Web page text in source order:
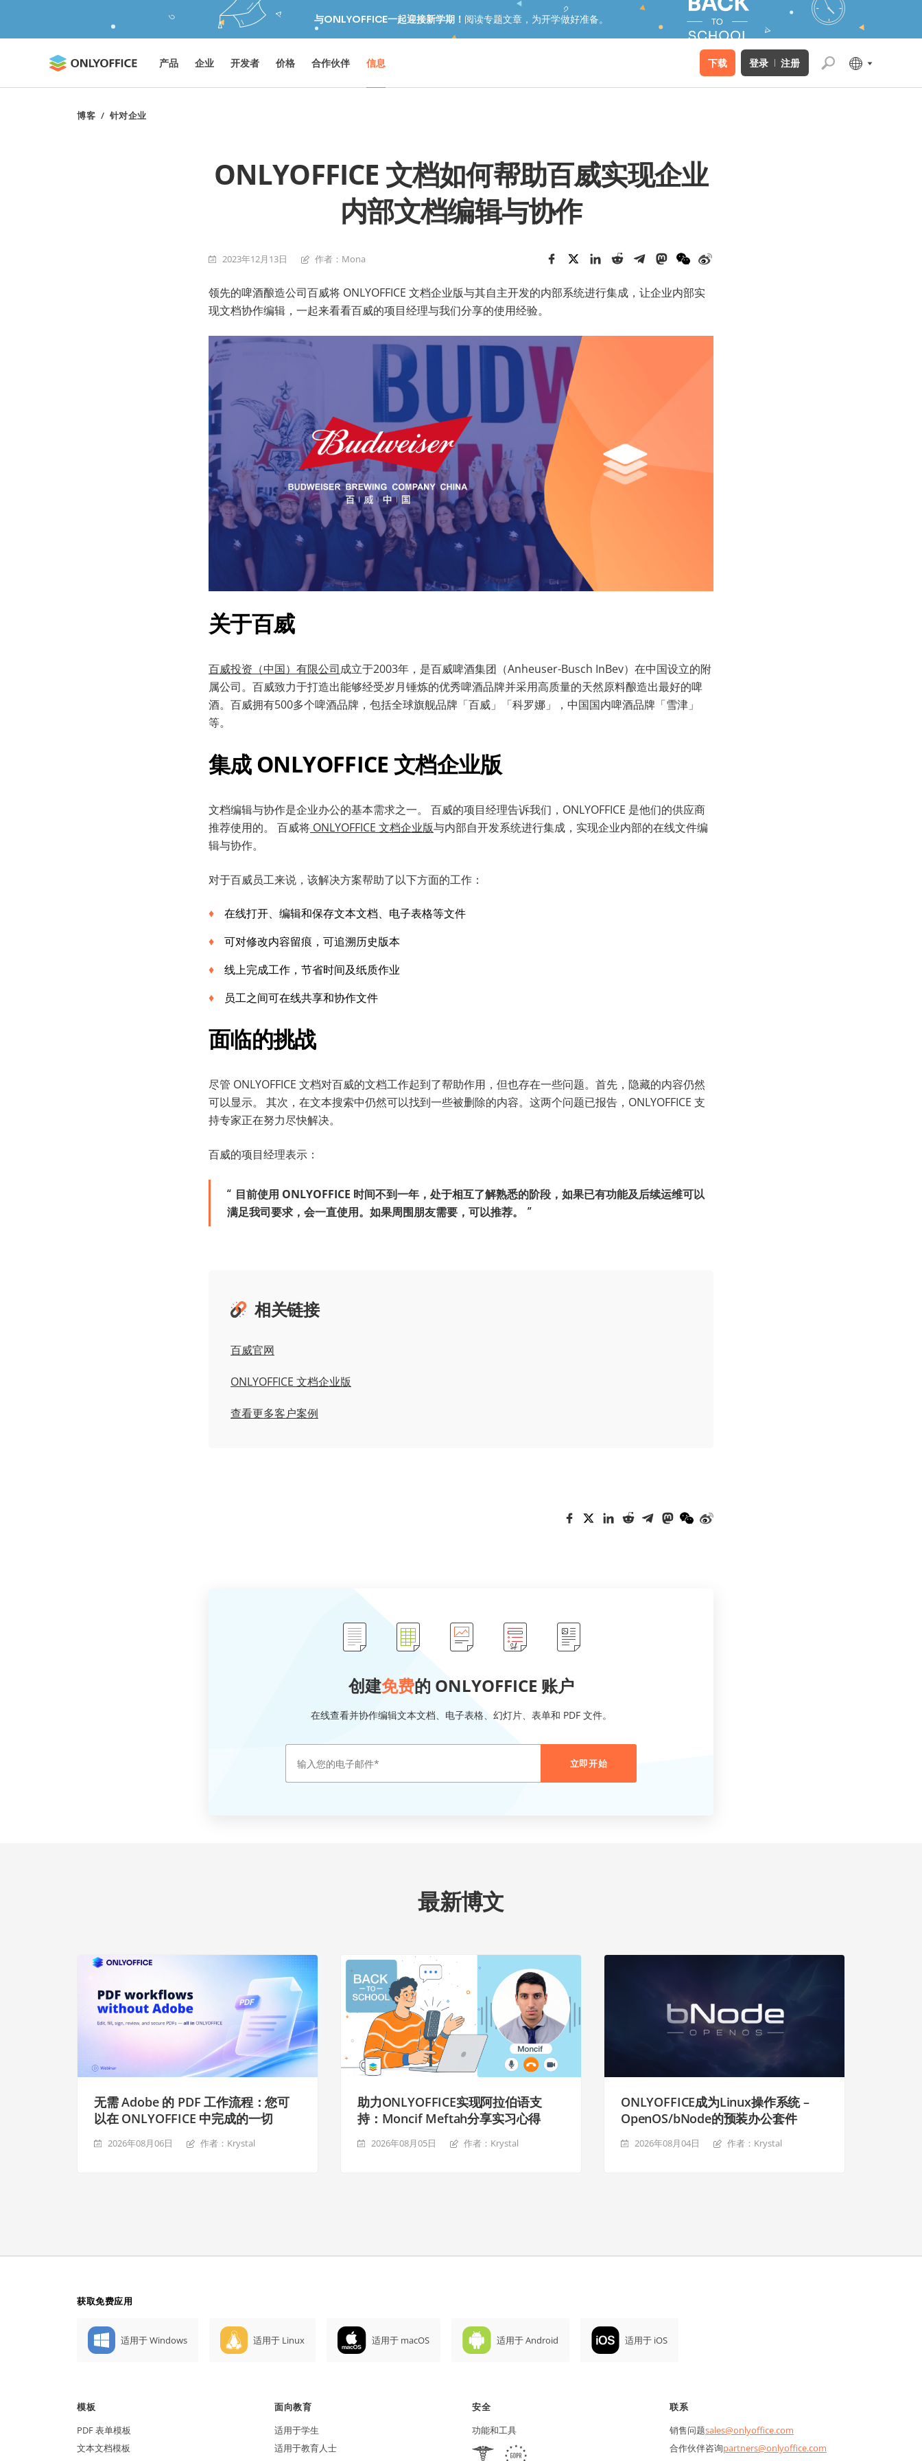
与ONLYOFFICE一起迎接新学期！ 阅读专题文章，为开学做好准备。
产品 企业 开发者 价格 合作伙伴 信息 下载 登录 注册
博客 / 针对企业
ONLYOFFICE 文档如何帮助百威实现企业
内部文档编辑与协作
2023年12月13日 作者：Mona
领先的啤酒酿造公司百威将 ONLYOFFICE 文档企业版与其自主开发的内部系统进行集成，让企业内部实
现文档协作编辑，一起来看看百威的项目经理与我们分享的使用经验。
关于百威
百威投资（中国）有限公司成立于2003年，是百威啤酒集团（Anheuser-Busch InBev）在中国设立的附
属公司。百威致力于打造出能够经受岁月锤炼的优秀啤酒品牌并采用高质量的天然原料酿造出最好的啤
酒。百威拥有500多个啤酒品牌，包括全球旗舰品牌「百威」「科罗娜」，中国国内啤酒品牌「雪津」
等。
集成ONLYOFFICE 文档企业版
文档编辑与协作是企业办公的基本需求之一。 百威的项目经理告诉我们，ONLYOFFICE 是他们的供应商
推荐使用的。 百威将 ONLYOFFICE 文档企业版与内部自开发系统进行集成，实现企业内部的在线文件编
辑与协作。
对于百威员工来说，该解决方案帮助了以下方面的工作：
在线打开、编辑和保存文本文档、电子表格等文件
可对修改内容留痕，可追溯历史版本
线上完成工作，节省时间及纸质作业
员工之间可在线共享和协作文件
面临的挑战
尽管 ONLYOFFICE 文档对百威的文档工作起到了帮助作用，但也存在一些问题。首先，隐藏的内容仍然
可以显示。 其次，在文本搜索中仍然可以找到一些被删除的内容。这两个问题已报告，ONLYOFFICE 支
持专家正在努力尽快解决。
百威的项目经理表示：
目前使用 ONLYOFFICE 时间不到一年，处于相互了解熟悉的阶段，如果已有功能及后续运维可以
满足我司要求 ， 会一直使用。 如果周围朋友需要 ， 可以推荐。
相关链接
百威官网
ONLYOFFICE 文档企业版
查看更多客户案例
创建免费的 ONLYOFFICE 账户
在线查看并协作编辑文本文档、电子表格、幻灯片、表单和 PDF 文件。
立即开始
最新博文
无需 Adobe 的 PDF 工作流程：您可
以在 ONLYOFFICE 中完成的一切
2026年08月06日 作者：Krystal
助力ONLYOFFICE实现阿拉伯语支
持：Moncif Meftah分享实习心得
2026年08月05日 作者：Krystal
ONLYOFFICE成为Linux操作系统 –
OpenOS/bNode的预装办公套件
2026年08月04日 作者：Krystal
获取免费应用
适用于 Windows 适用于 Linux 适用于 macOS 适用于 Android 适用于 iOS
模板
PDF 表单模板
文本文档模板
面向教育
适用于学生
适用于教育人士
安全
功能和工具
联系
销售问题sales@onlyoffice.com
合作伙伴咨询partners@onlyoffice.com